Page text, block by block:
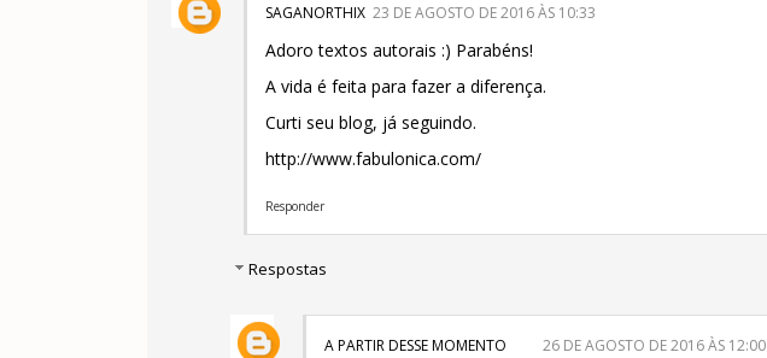
SAGANORTHIX 23 DE AGOSTO DE 2016 ÀS 10:33
Adoro textos autorais :) Parabéns!
A vida é feita para fazer a diferença.
Curti seu blog, já seguindo.
http://www.fabulonica.com/
Responder
Respostas
A PARTIR DESSE MOMENTO 26 DE AGOSTO DE 2016 ÀS 12:00